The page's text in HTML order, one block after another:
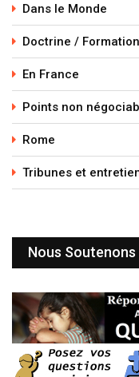
Dans le Monde
Doctrine / Formation
En France
Points non
Rome
Tribunes et
Nous Soutenons